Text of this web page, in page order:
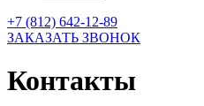
+7 (812) 642-12-89
ЗАКАЗАТЬ ЗВОНОК
Контакты